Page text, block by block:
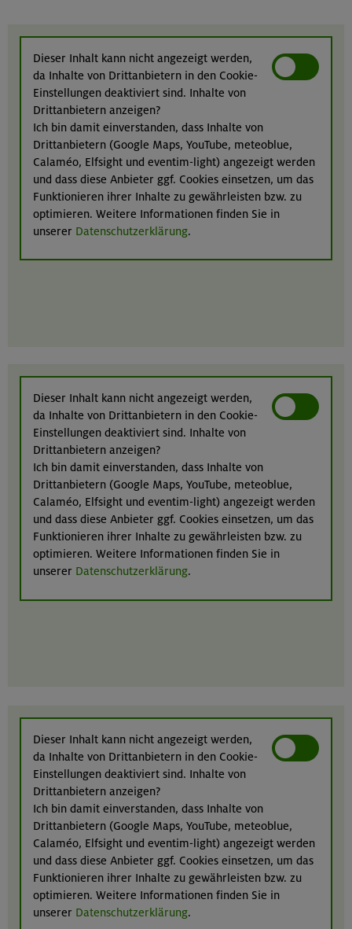
Dieser Inhalt kann nicht angezeigt werden,
da Inhalte von Drittanbietern in den Cookie-
Einstellungen deaktiviert sind. Inhalte von
Drittanbietern anzeigen?
Ich bin damit einverstanden, dass Inhalte von
Drittanbietern (Google Maps, YouTube, meteoblue,
Calaméo, Elfsight und eventim-light) angezeigt werden
und dass diese Anbieter ggf. Cookies einsetzen, um das
Funktionieren ihrer Inhalte zu gewährleisten bzw. zu
optimieren. Weitere Informationen finden Sie in
unserer Datenschutzerklärung.
Dieser Inhalt kann nicht angezeigt werden,
da Inhalte von Drittanbietern in den Cookie-
Einstellungen deaktiviert sind. Inhalte von
Drittanbietern anzeigen?
Ich bin damit einverstanden, dass Inhalte von
Drittanbietern (Google Maps, YouTube, meteoblue,
Calaméo, Elfsight und eventim-light) angezeigt werden
und dass diese Anbieter ggf. Cookies einsetzen, um das
Funktionieren ihrer Inhalte zu gewährleisten bzw. zu
optimieren. Weitere Informationen finden Sie in
unserer Datenschutzerklärung.
Dieser Inhalt kann nicht angezeigt werden,
da Inhalte von Drittanbietern in den Cookie-
Einstellungen deaktiviert sind. Inhalte von
Drittanbietern anzeigen?
Ich bin damit einverstanden, dass Inhalte von
Drittanbietern (Google Maps, YouTube, meteoblue,
Calaméo, Elfsight und eventim-light) angezeigt werden
und dass diese Anbieter ggf. Cookies einsetzen, um das
Funktionieren ihrer Inhalte zu gewährleisten bzw. zu
optimieren. Weitere Informationen finden Sie in
unserer Datenschutzerklärung.